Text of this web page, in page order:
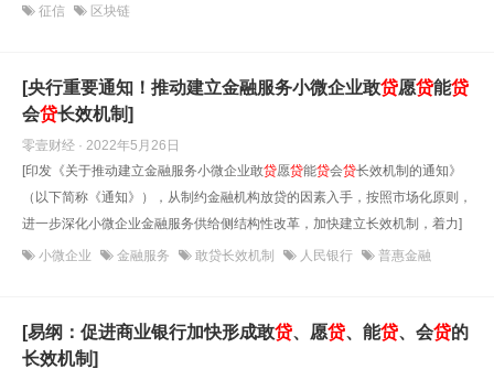
征信 区块链
[央行重要通知！推动建立金融服务小微企业敢贷愿贷能贷
会贷长效机制]
零壹财经 · 2022年5月26日
[印发《关于推动建立金融服务小微企业敢贷愿贷能贷会贷长效机制的通知》
（以下简称《通知》），从制约金融机构放贷的因素入手，按照市场化原则，
进一步深化小微企业金融服务供给侧结构性改革，加快建立长效机制，着力]
小微企业 金融服务 敢贷长效机制 人民银行 普惠金融
[易纲：促进商业银行加快形成敢贷、愿贷、能贷、会贷的
长效机制]